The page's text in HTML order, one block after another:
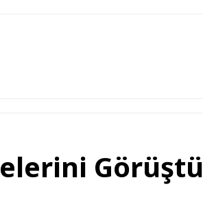
Görüştü